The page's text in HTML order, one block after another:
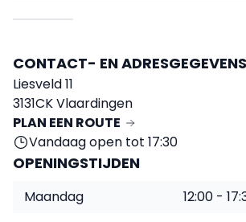
CONTACT- EN ADRESGEGEVENS
Liesveld 11
3131CK Vlaardingen
PLAN EEN ROUTE
Vandaag open tot 17:30
OPENINGSTIJDEN
Maandag
12:00 -